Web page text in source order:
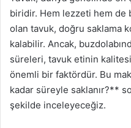
biridir. Hem lezzeti hem de
olan tavuk, doğru saklama
kalabilir. Ancak,
süreleri, tavuk etinin
önemli bir faktördür. Bu
kadar süreyle saklanır?**
şekilde inceleyeceğiz.